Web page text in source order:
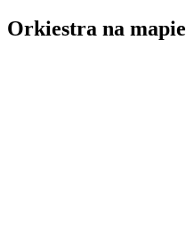
Orkiestra na mapie